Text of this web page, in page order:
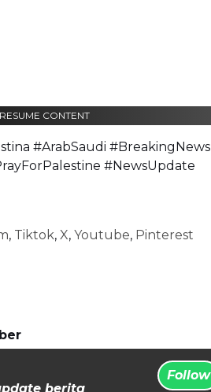
CONTENT
#ArabSaudi #BreakingNews
#NewsUpdate
, Tiktok, X, Youtube, Pinterest
berita
Follow